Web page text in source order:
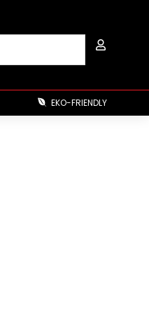

 EKO-FRIENDLY